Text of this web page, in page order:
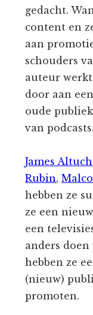
gedacht.
content en
aan
schouders
auteur
door aan
oude
van podcasts.
James
Rubin,
hebben ze
ze een
een
anders doen
hebben ze
(nieuw)
promoten.